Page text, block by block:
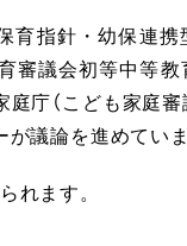
育指針・幼保連携
審議会初等中等
庁（こども家庭
議論を進めていま
れます。